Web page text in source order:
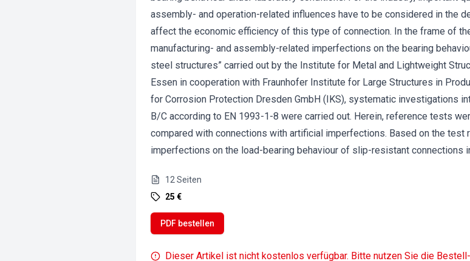
assembly- and operation-related influences have to be considered in the
affect the economic efficiency of this type of connection. In the frame of
manufacturing- and assembly-related imperfections on the bearing
steel structures” carried out by the Institute for Metal and Lightweight
Essen in cooperation with Fraunhofer Institute for Large Structures in
for Corrosion Protection Dresden GmbH (IKS), systematic investigations
B/C according to EN 1993-1-8 were carried out. Herein, reference tests
compared with connections with artificial imperfections. Based on the
imperfections on the load-bearing behaviour of slip-resistant connections
12 Seiten
25 €
PDF bestellen
Dieser Artikel ist nicht kostenlos verfügbar. Bitte nutzen Sie die